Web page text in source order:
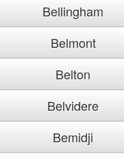
Bellingham
Belmont
Belton
Belvidere
Bemidji